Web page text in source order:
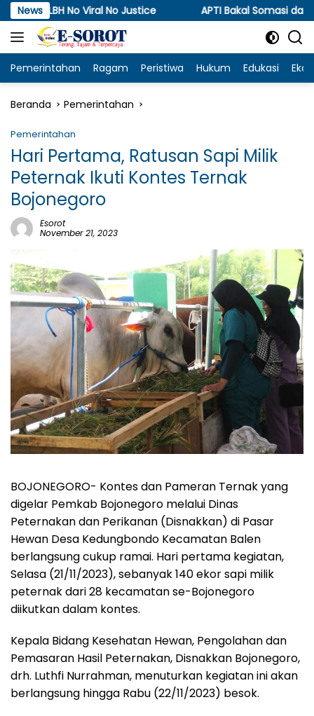
Langsung
ke
konten
News
Viral No Justice APTI Bakal Somasi dan Gugat KPPU,
Pemerintahan Ragam Peristiwa Hukum Edukasi
Beranda Pemerintahan
Pemerintahan
Hari Pertama, Ratusan Sapi Milik
Peternak Ikuti Kontes Ternak
Bojonegoro
Esorot
November 21, 2023
BOJONEGORO- Kontes dan Pameran Ternak yang
digelar Pemkab Bojonegoro melalui Dinas
Peternakan dan Perikanan (Disnakkan) di Pasar
Hewan Desa Kedungbondo Kecamatan Balen
berlangsung cukup ramai. Hari pertama kegiatan,
Selasa (21/11/2023), sebanyak 140 ekor sapi milik
peternak dari 28 kecamatan se-Bojonegoro
diikutkan dalam kontes.
Kepala Bidang Kesehatan Hewan, Pengolahan dan
Pemasaran Hasil Peternakan, Disnakkan Bojonegoro,
drh. Luthfi Nurrahman, menuturkan kegiatan ini akan
berlangsung hingga Rabu (22/11/2023) besok.